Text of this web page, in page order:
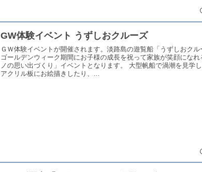
GW体験イベント うずしおクルーズ
ＧＷ体験イベントが開催されます。淡路島の遊覧船「うずしおクル
ゴールデンウィーク期間にお子様の成長を祝って家族が笑顔になれ
ノの思い出づくり」イベントとなります。 大型帆船で渦潮を見学
アクリル板にお絵描きしたり、...